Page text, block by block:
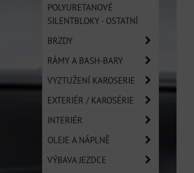
POLYURETANOVÉ
SILENTBLOKY - OSTATNÍ
BRZDY
RÁMY A BASH-BARY
VYZTUŽENÍ KAROSERIE
EXTERIÉR / KAROSÉRIE
INTERIÉR
OLEJE A NÁPLNĚ
VÝBAVA JEZDCE